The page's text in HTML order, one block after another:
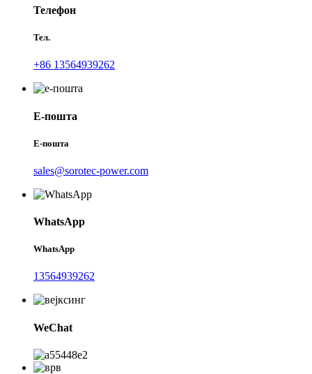
Телефон
Тел.
+86 13564939262
Е-пошта
Е-пошта
sales@sorotec-power.com
WhatsApp
WhatsApp
13564939262
WeChat